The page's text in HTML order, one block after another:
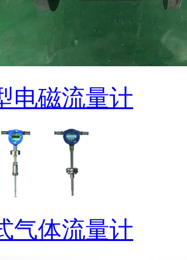
电磁流量计
气体流量计